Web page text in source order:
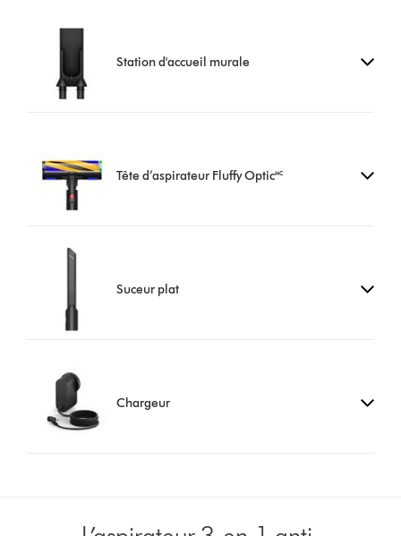
Station d'accueil murale
Tête d’aspirateur Fluffy Optic🅪
Suceur plat
Chargeur